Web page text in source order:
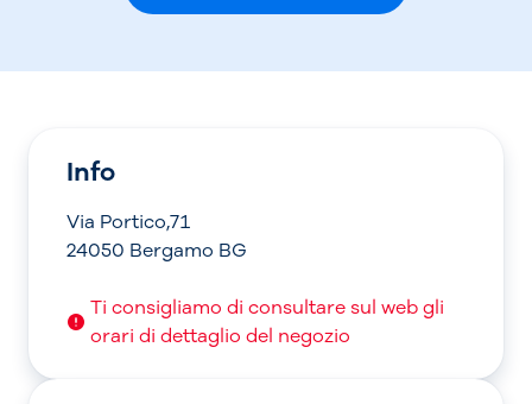
Info
Via Portico,71
24050 Bergamo BG
Ti consigliamo di consultare sul web gli
orari di dettaglio del negozio